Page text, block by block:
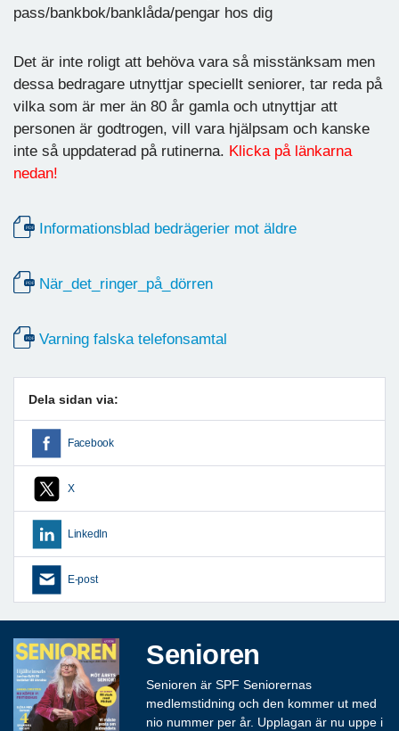
pass/bankbok/banklåda/pengar hos dig
Det är inte roligt att behöva vara så misstänksam men
dessa bedragare utnyttjar speciellt seniorer, tar reda på
vilka som är mer än 80 år gamla och utnyttjar att
personen är godtrogen, vill vara hjälpsam och kanske
inte så uppdaterad på rutinerna. Klicka på länkarna
nedan!
Informationsblad bedrägerier mot äldre
När_det_ringer_på_dörren
Varning falska telefonsamtal
Dela sidan via:
Facebook
X
LinkedIn
E-post
Senioren
Senioren är SPF Seniorernas
medlemstidning och den kommer ut med
nio nummer per år. Upplagan är nu uppe i